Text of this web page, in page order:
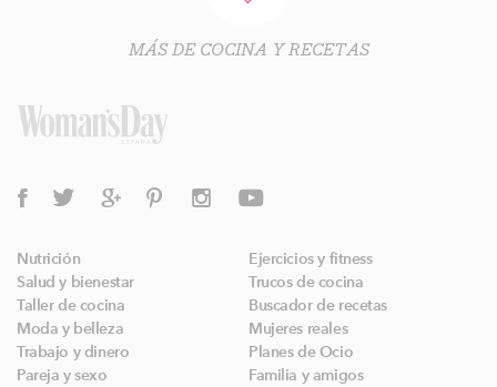
MÁS DE COCINA Y RECETAS
Nutrición
Ejercicios y fitness
Salud y bienestar
Trucos de cocina
Taller de cocina
Buscador de recetas
Moda y belleza
Mujeres reales
Trabajo y dinero
Planes de Ocio
Pareja y sexo
Familia y amigos